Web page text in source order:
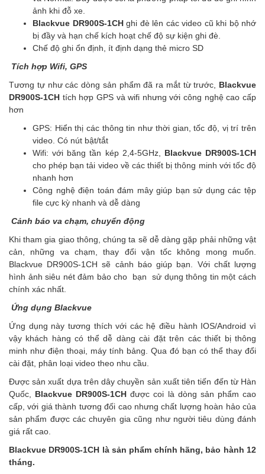
ảnh khi đỗ xe.
Blackvue DR900S-1CH ghi đè lên các video cũ khi bộ nhớ
bị đầy và hạn chế kích hoạt chế độ sự kiện ghi đè.
Chế độ ghi ổn định, ít định dạng thẻ micro SD
Tích hợp Wifi, GPS
Tương tự như các dòng sản phẩm đã ra mắt từ trước, Blackvue
DR900S-1CH tích hợp GPS và wifi nhưng với công nghệ cao cấp
hơn
GPS: Hiển thị các thông tin như thời gian, tốc độ, vị trí trên
video. Có nút bật/tắt
Wifi: với băng tần kép 2,4-5GHz, Blackvue DR900S-1CH
cho phép bạn tải video về các thiết bị thông minh với tốc độ
nhanh hơn
Công nghệ điện toán đám mây giúp bạn sử dụng các tệp
file cực kỳ nhanh và dễ dàng
Cảnh báo va chạm, chuyển động
Khi tham gia giao thông, chúng ta sẽ dễ dàng gặp phải những vật
cản, những va chạm, thay đổi vận tốc không mong muốn.
Blackvue DR900S-1CH sẽ cảnh báo giúp bạn. Với chất lượng
hình ảnh siêu nét đảm bảo cho bạn sử dụng thông tin một cách
chính xác nhất.
Ứng dụng Blackvue
Ứng dụng này tương thích với các hệ điều hành IOS/Android vì
vậy khách hàng có thể dễ dàng cài đặt trên các thiết bị thông
minh như điện thoại, máy tính bảng. Qua đó bạn có thể thay đổi
cài đặt, phân loại video theo nhu cầu.
Được sản xuất dựa trên dây chuyền sản xuất tiên tiến đến từ Hàn
Quốc, Blackvue DR900S-1CH được coi là dòng sản phẩm cao
cấp, với giá thành tương đối cao nhưng chất lượng hoàn hảo của
sản phẩm được các chuyên gia cũng như người tiêu dùng đánh
giá rất cao.
Blackvue DR900S-1CH là sản phẩm chính hãng, bảo hành 12
tháng.